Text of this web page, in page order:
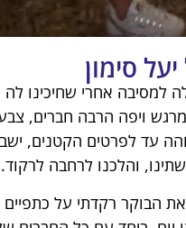
סימון
למסיבה אחרי שחיכינו
ויפה הרבה חברים,
עד לפרטים הקטנים,
והלכנו לרחבה לרקוד.
הבוקר רקדתי על